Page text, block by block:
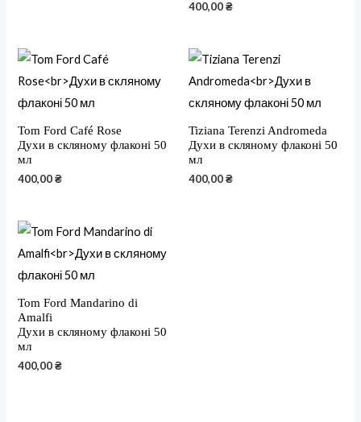
400,00₴
Tom Ford Café Rose
Духи в скляному флаконі 50
мл
400,00₴
Tiziana Terenzi Andromeda
Духи в скляному флаконі 50
мл
400,00₴
Tom Ford Mandarino di
Amalfi
Духи в скляному флаконі 50
мл
400,00₴